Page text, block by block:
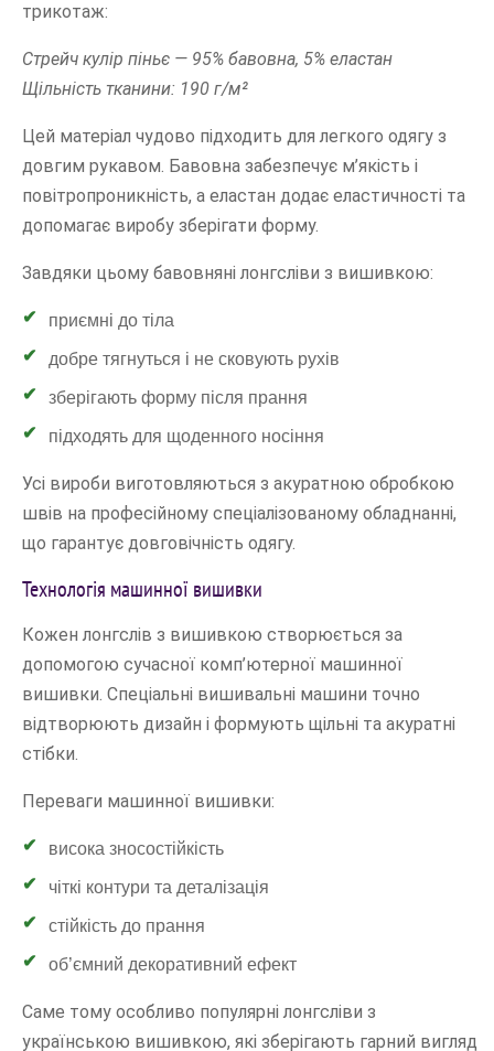
трикотаж:
Стрейч кулір піньє — 95% бавовна, 5% еластан
Щільність тканини: 190 г/м²
Цей матеріал чудово підходить для легкого одягу з
довгим рукавом. Бавовна забезпечує м’якість і
повітропроникність, а еластан додає еластичності та
допомагає виробу зберігати форму.
Завдяки цьому бавовняні лонгсліви з вишивкою:
приємні до тіла
добре тягнуться і не сковують рухів
зберігають форму після прання
підходять для щоденного носіння
Усі вироби виготовляються з акуратною обробкою
швів на професійному спеціалізованому обладнанні,
що гарантує довговічність одягу.
Технологія машинної вишивки
Кожен лонгслів з вишивкою створюється за
допомогою сучасної комп’ютерної машинної
вишивки. Спеціальні вишивальні машини точно
відтворюють дизайн і формують щільні та акуратні
стібки.
Переваги машинної вишивки:
висока зносостійкість
чіткі контури та деталізація
стійкість до прання
об’ємний декоративний ефект
Саме тому особливо популярні лонгсліви з
українською вишивкою, які зберігають гарний вигляд